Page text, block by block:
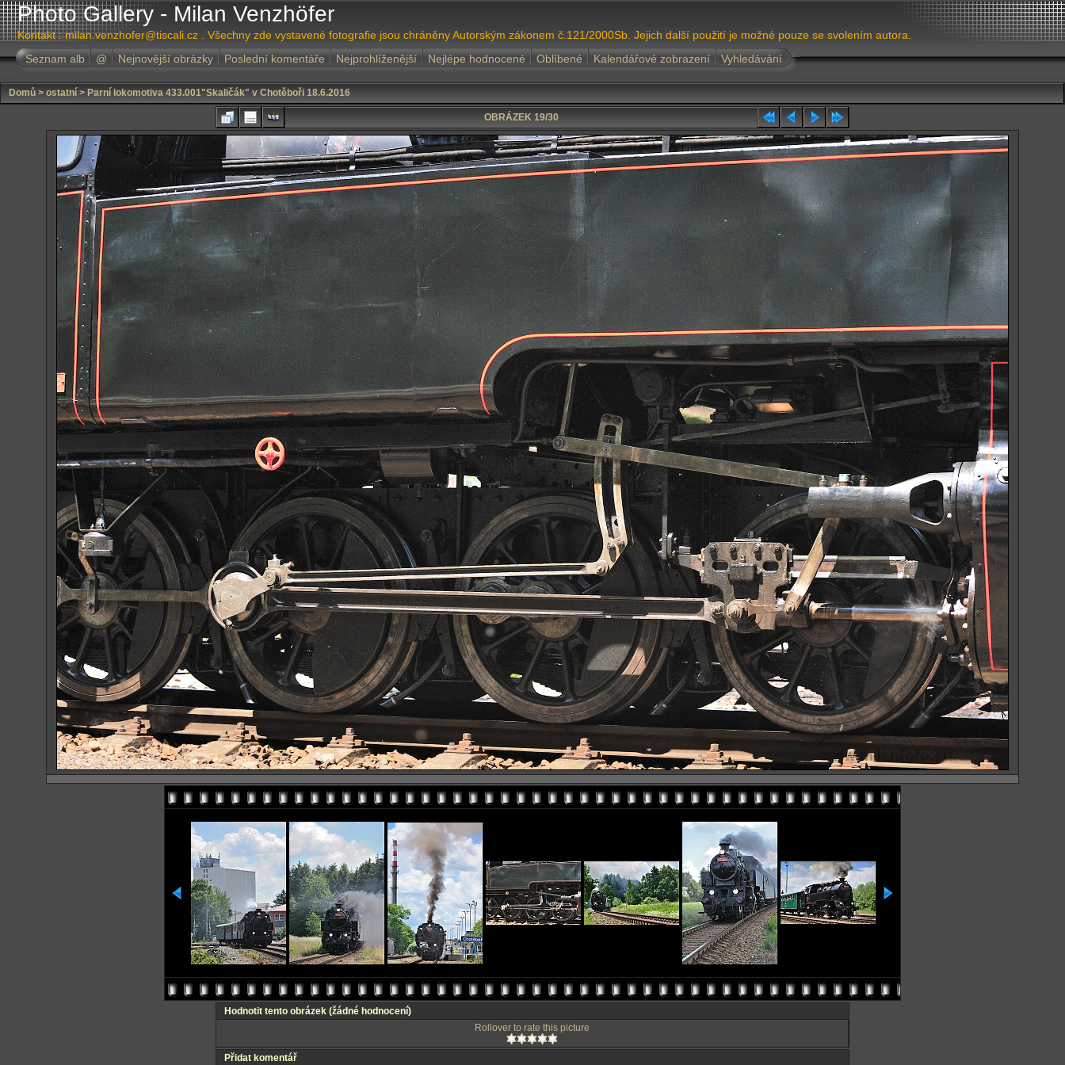
Photo Gallery - Milan Venzhöfer
Kontakt : milan.venzhofer@tiscali.cz . Všechny zde vystavené fotografie jsou chráněny Autorským zákonem č.121/2000Sb. Jejich další použití je možné pouze se svolením autora.
Seznam alb
@ Nejnovější obrázky Poslední komentáře Nejprohlíženější Nejlépe hodnocené Oblíbené Kalendářové zobrazení Vyhledávání
Domů > ostatní > Parní lokomotiva 433.001"Skaličák" v Chotěboři 18.6.2016
OBRÁZEK 19/30
Hodnotit tento obrázek (žádné hodnocení)
Rollover to rate this picture
Přidat komentář